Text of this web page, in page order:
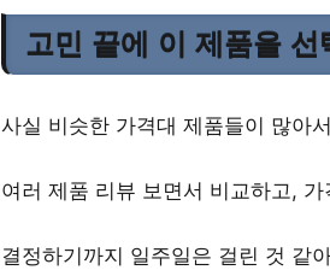
고민 끝에 이 제품을 선
사실 비슷한 가격대 제품들이 많아
여러 제품 리뷰 보면서 비교하고,
결정하기까지 일주일은 걸린 것 같